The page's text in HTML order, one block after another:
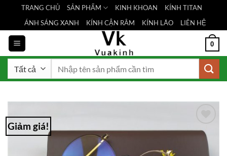
nội
dung
TRANG CHỦ SẢN PHẨM KINH KHOAN
KÍNH TITAN
ÁNH SÁNG XANH
KÍNH CẬN RÂM KÍNH LÃO LIÊN HỆ
0
Giảm giá!
Add to
Wishlist